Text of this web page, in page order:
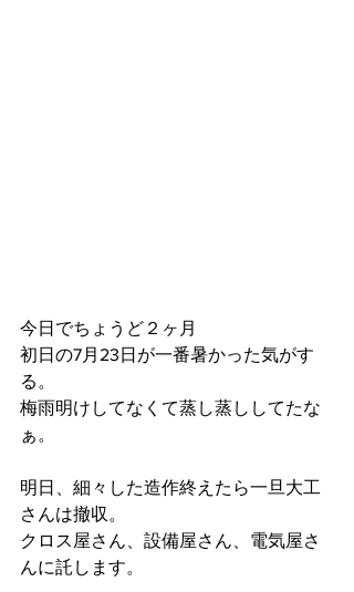
今日でちょうど２ヶ月
初日の7月23日が一番暑かった気がす
る。
梅雨明けしてなくて蒸し蒸ししてたな
ぁ。
明日、細々した造作終えたら一旦大工
さんは撤収。
クロス屋さん、設備屋さん、電気屋さ
んに託します。